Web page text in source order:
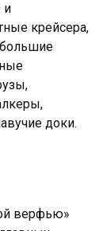
и
крейсера,
доки.
верфью»